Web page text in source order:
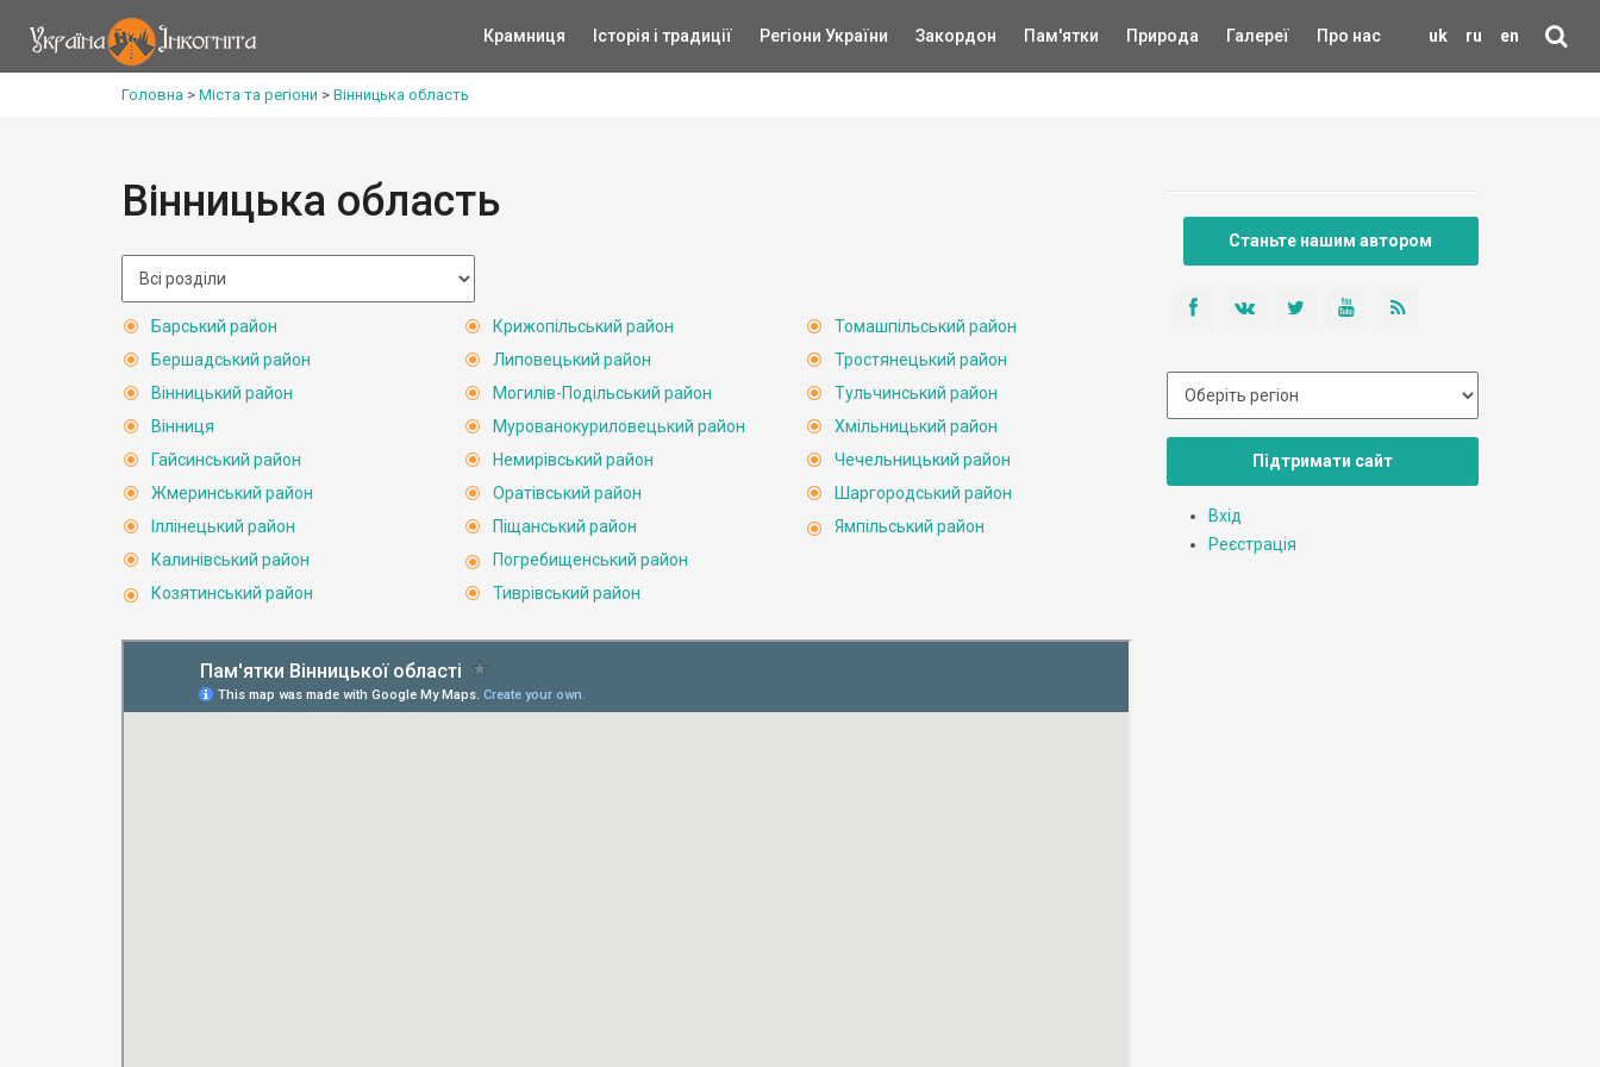
uk ru en
Крамниця Історія і традиції Регіони України Закордон Пам'ятки Природа Галереї Про нас
Головна > Міста та регіони > Вінницька область
Вінницька область
Барський район
Бершадський район
Вінницький район
Вінниця
Гайсинський район
Жмеринський район
Іллінецький район
Калинівський район
Козятинський район
Крижопільський район
Липовецький район
Могилів-Подільський район
Мурованокуриловецький район
Немирівський район
Оратівський район
Піщанський район
Погребищенський район
Тиврівський район
Томашпільський район
Тростянецький район
Тульчинський район
Хмільницький район
Чечельницький район
Шаргородський район
Ямпільський район
Станьте нашим автором
Підтримати сайт
Вхід
Реєстрація